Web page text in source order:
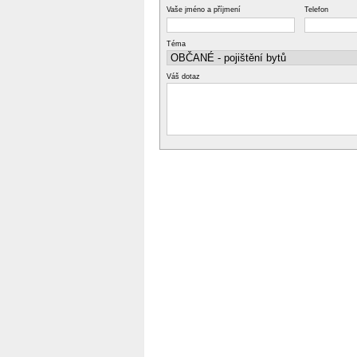
Vaše jméno a příjmení Telefon
Téma
Váš dotaz